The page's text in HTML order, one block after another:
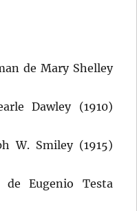
de Mary Shelley
Dawley (1910)
W. Smiley (1915)
de Eugenio Testa